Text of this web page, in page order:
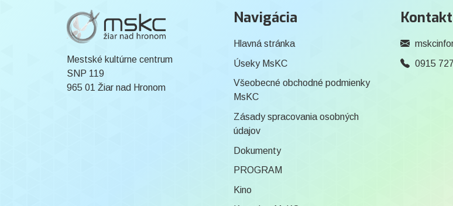
Mestské kultúrne centrum
SNP 119
965 01 Žiar nad Hronom
Navigácia
Hlavná stránka
Úseky MsKC
Všeobecné obchodné podmienky
MsKC
Zásady spracovania osobných
údajov
Dokumenty
PROGRAM
Kino
Kontakt
0915